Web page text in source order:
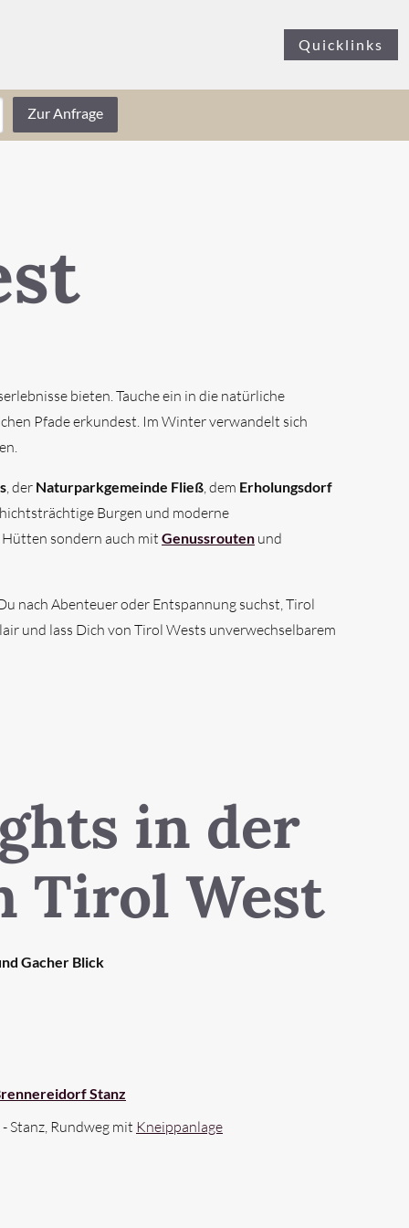
Quicklinks
Zur Anfrage
bieten. Tauche ein in die natürliche
Pfade erkundest. Im Winter verwandelt sich
, der Naturparkgemeinde Fließ , dem Erholungsdorf
Burgen und moderne
sondern auch mit Genussrouten und
nach Abenteuer oder Entspannung suchst, Tirol
und lass Dich von Tirol Wests unverwechselbarem
in der
Tirol West
Gacher Blick
Stanz
Stanz, Rundweg mit Kneippanlage